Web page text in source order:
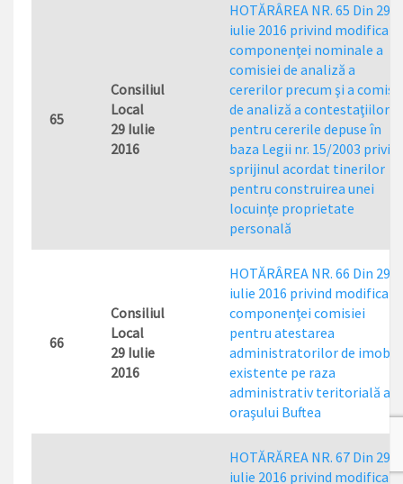
65
Consiliul
Local
29 Iulie
2016
HOTĂRÂREA NR. 65 Din 29
iulie 2016 privind
componenţei nominale a
comisiei de analiză a
cererilor precum şi a
de analiză a contestaţiilor
pentru cererile depuse în
baza Legii nr. 15/2003
sprijinul acordat tinerilor
pentru construirea unei
locuinţe proprietate
personală
66
Consiliul
Local
29 Iulie
2016
HOTĂRÂREA NR. 66 Din 29
iulie 2016 privind
componenţei comisiei
pentru atestarea
administratorilor de
existente pe raza
administrativ teritorială a
oraşului Buftea
HOTĂRĂREA NR. 67 Din 29
iulie 2016 privind